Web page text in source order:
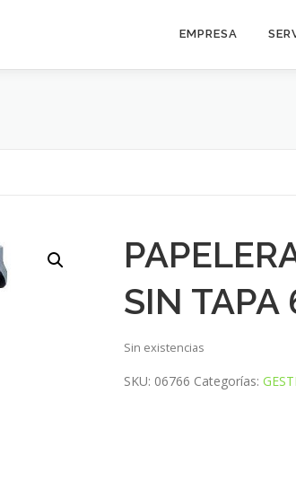
EMPRESA
SIN TAPA
Sin existencias
SKU: 06766 Categorías: